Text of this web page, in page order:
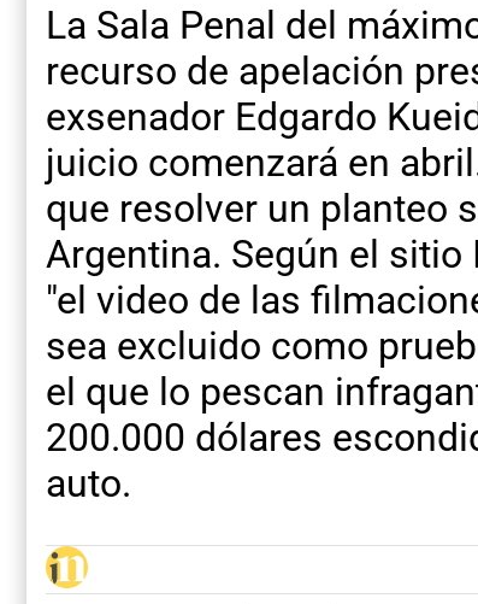
La Sala Penal del
recurso de apelación
exsenador Edgardo
juicio comenzará en
que resolver un planteo
Argentina. Según el
"el video de las
sea excluido como
el que lo pescan
200.000 dólares
auto.